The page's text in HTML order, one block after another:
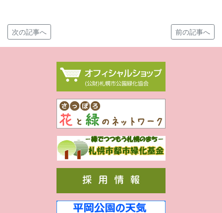
次の記事へ 前の記事へ